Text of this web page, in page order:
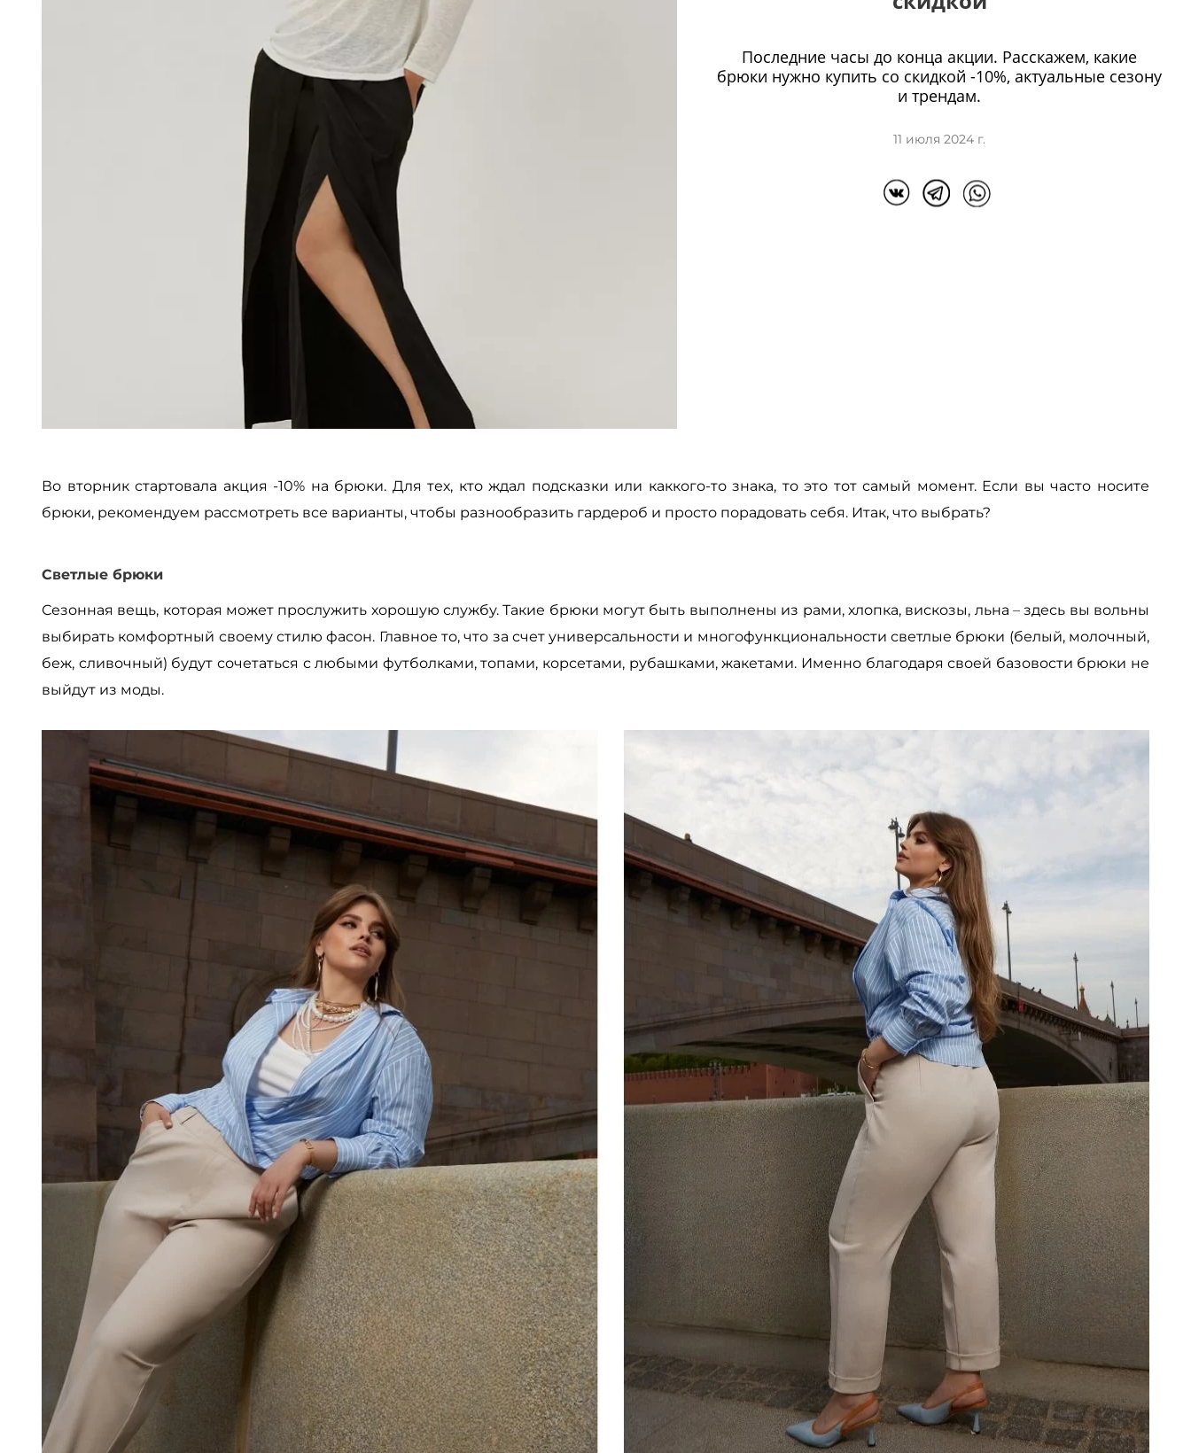
Последние часы до конца акции. Расскажем, какие
брюки нужно купить со скидкой -10%, актуальные сезону
и трендам.
11 июля 2024 г.
Во вторник стартовала акция -10% на брюки. Для тех, кто ждал подсказки или каккого-то знака, то это тот самый момент. Если вы часто носите
брюки, рекомендуем рассмотреть все варианты, чтобы разнообразить гардероб и просто порадовать себя. Итак, что выбрать?
Светлые брюки
Сезонная вещь, которая может прослужить хорошую службу. Такие брюки могут быть выполнены из рами, хлопка, вискозы, льна –здесь вы вольны
выбирать комфортный своему стилю фасон. Главное то, что за счет универсальности и многофункциональности светлые брюки (белый, молочный,
беж, сливочный) будут сочетаться с любыми футболками, топами, корсетами, рубашками, жакетами. Именно благодаря своей базовости брюки не
выйдут из моды.